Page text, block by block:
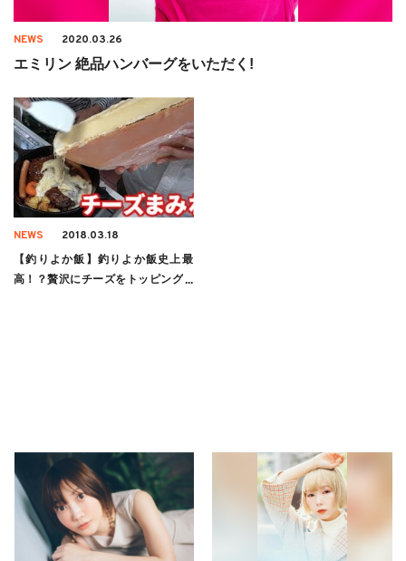
NEWS 2020.03.26
エミリン 絶品ハンバーグをいただく!
NEWS 2018.03.18
【釣りよか飯】釣りよか飯史上最
高！？贅沢にチーズをトッピングし